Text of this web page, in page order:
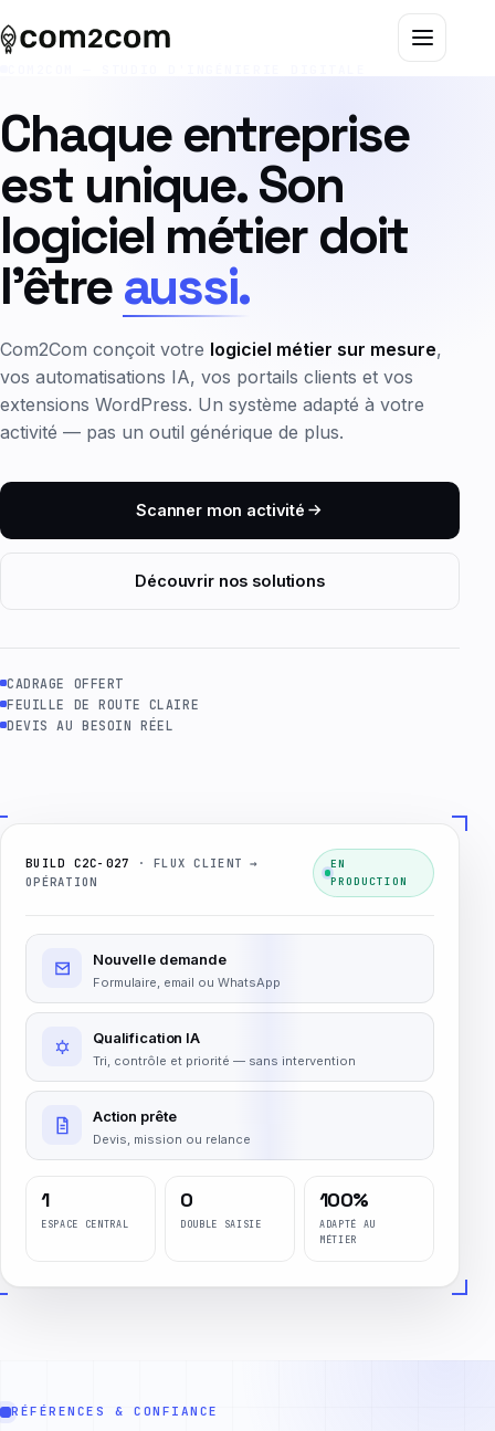
Chaque entreprise
est unique. Son
logiciel métier doit
l'êtreaussi.
Com2Com conçoit votre logiciel métier sur mesure,
vos automatisations IA, vos portails clients et vos
extensions WordPress. Un système adapté à votre
activité — pas un outil générique de plus.
Scanner mon activité
Découvrir nos solutions
CADRAGE OFFERT
FEUILLE DE ROUTE CLAIRE
DEVIS AU BESOIN RÉEL
BUILD C2C-027 · FLUX CLIENT →
OPÉRATION
EN
PRODUCTION
Nouvelle demande
Formulaire, email ou WhatsApp
Qualification IA
Tri, contrôle et priorité — sans intervention
Action prête
Devis, mission ou relance
1
ESPACE CENTRAL
0
DOUBLE SAISIE
100%
ADAPTÉ AU
MÉTIER
RÉFÉRENCES & CONFIANCE
Visibilité locale & Google
Affichage & communication visuelle
Contenus & réseaux sociaux
Best sellers
Packs & solutions clés en main
Audits & diagnostics
Geo Referencement IA
Outils & tendances digitales
Marketing Digital local